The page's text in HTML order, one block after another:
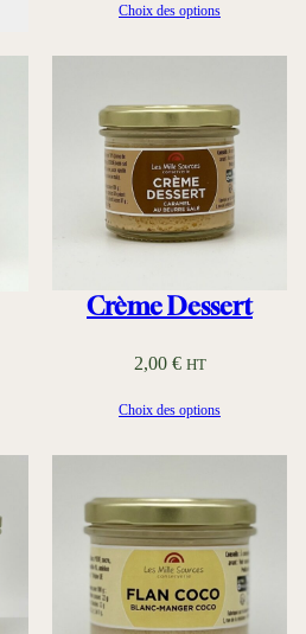
Choix des options
Crème Dessert
2,00 € HT
Choix des options